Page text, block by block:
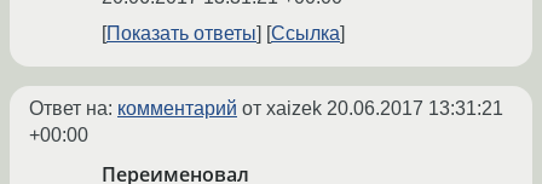
Показать ответы
Ссылка
Ответ на: комментарий от xaizek 20.06.2017 13:31:21
+00:00
Переименовал